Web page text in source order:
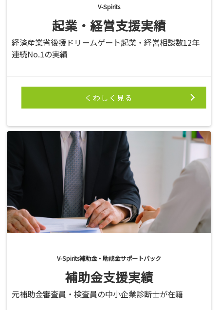
V-Spirits
起業・経営支援実績
経済産業省後援ドリームゲート起業・経営相談数12年
連続No.1の実績
くわしく見る
V-Spirits補助金・助成金サポートパック
補助金支援実績
元補助金審査員・検査員の中小企業診断士が在籍